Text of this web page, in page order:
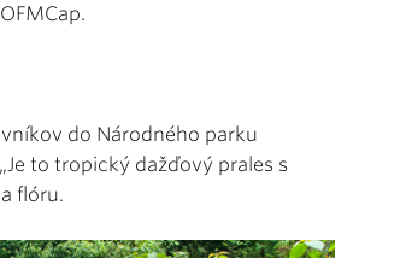
do Národného parku
to tropický dažďový prales s
flóru.